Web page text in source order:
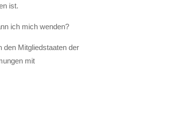
ist.
ich mich wenden?
den Mitgliedstaaten der
mit